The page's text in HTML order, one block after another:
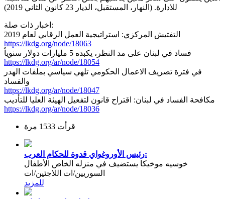
للادارة. (النهار، المستقبل، الديار 23 كانون الثاني 2019)
اخبار ذات صلة:
التفتيش المركزي: استراتيجية العمل الرقابي لعام 2019
https://lkdg.org/node/18063
فساد في لبنان على مد النظر، يكبده 5 مليارات دولار سنوياُ
https://lkdg.org/ar/node/18054
في فترة تصريف الاعمال الحكومي تلهي سياسي بملفات الهدر
والفساد
https://lkdg.org/ar/node/18047
مكافحة الفساد في لبنان: اقتراح قانون لتفعيل الهيئة العليا للتأديب
https://lkdg.org/ar/node/18036
قرأت 1533 مرة
رئيس الأوروغواي قدوة للحكام العرب:
خوسيه موخيكا يستضيف في منزله الخاص الأطفال
السوريين/ات اللاجئين/ات
للمزيد